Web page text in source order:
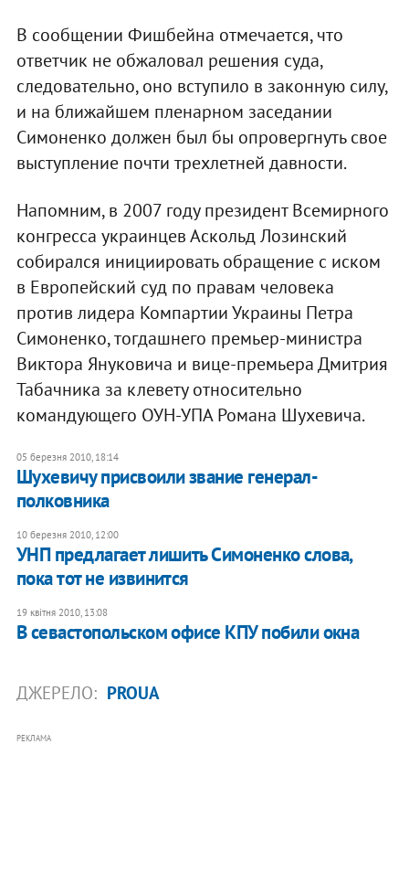
В сообщении Фишбейна отмечается, что
ответчик не обжаловал решения суда,
следовательно, оно вступило в законную силу,
и на ближайшем пленарном заседании
Симоненко должен был бы опровергнуть свое
выступление почти трехлетней давности.
Напомним, в 2007 году президент Всемирного
конгресса украинцев Аскольд Лозинский
собирался инициировать обращение с иском
в Европейский суд по правам человека
против лидера Компартии Украины Петра
Симоненко, тогдашнего премьер-министра
Виктора Януковича и вице-премьера Дмитрия
Табачника за клевету относительно
командующего ОУН-УПА Романа Шухевича.
05 березня 2010, 18:14
Шухевичу присвоили звание генерал-
полковника
10 березня 2010, 12:00
УНП предлагает лишить Симоненко слова,
пока тот не извинится
19 квітня 2010, 13:08
В севастопольском офисе КПУ побили окна
ДЖЕРЕЛО: PROUA
РЕКЛАМА